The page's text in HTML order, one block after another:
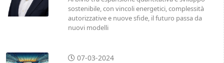
sostenibile, con vincoli energetici, complessità
autorizzative e nuove sfide, il futuro passa da
nuovi modelli
07-03-2024